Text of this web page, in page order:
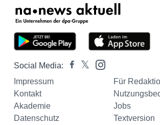
Social Media:
Impressum
Für
Kontakt
Akademie
Jobs
Datenschutz
Textversion